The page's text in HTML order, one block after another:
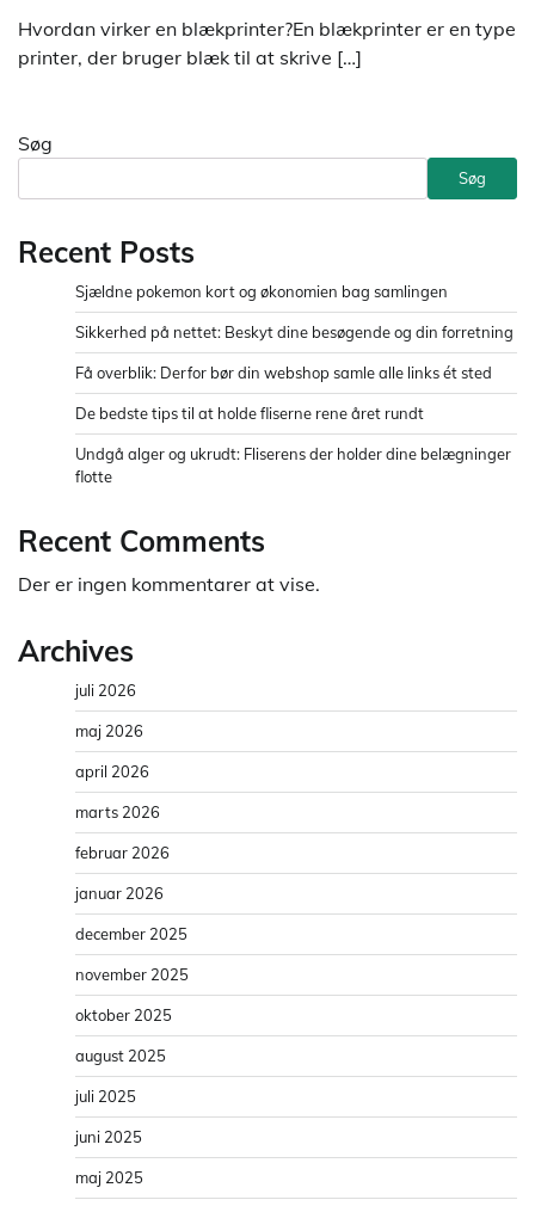
Hvordan virker en blækprinter?En blækprinter er en type
printer, der bruger blæk til at skrive […]
Søg
Søg
Recent Posts
Sjældne pokemon kort og økonomien bag samlingen
Sikkerhed på nettet: Beskyt dine besøgende og din forretning
Få overblik: Derfor bør din webshop samle alle links ét sted
De bedste tips til at holde fliserne rene året rundt
Undgå alger og ukrudt: Fliserens der holder dine belægninger
flotte
Recent Comments
Der er ingen kommentarer at vise.
Archives
juli 2026
maj 2026
april 2026
marts 2026
februar 2026
januar 2026
december 2025
november 2025
oktober 2025
august 2025
juli 2025
juni 2025
maj 2025